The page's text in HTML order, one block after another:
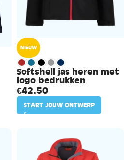
NIEUW
Softshell jas heren met
logo bedrukken
€42.50
START JOUW ONTWERP